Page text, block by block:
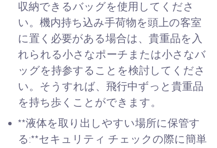
収納できるバッグを使用してくださ
い。機内持ち込み手荷物を頭上の客室
に置く必要がある場合は、貴重品を入
れられる小さなポーチまたは小さなバ
ッグを持参することを検討してくださ
い。そうすれば、飛行中ずっと貴重品
を持ち歩くことができます。
**液体を取り出しやすい場所に保管す
る:**セキュリティ チェックの際に簡単